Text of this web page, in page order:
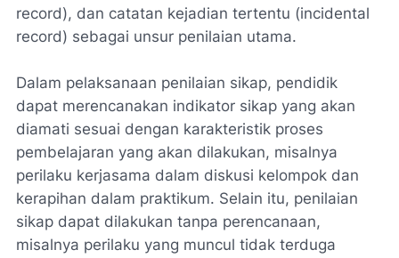
record), dan catatan kejadian tertentu (incidental
record) sebagai unsur penilaian utama.
Dalam pelaksanaan penilaian sikap, pendidik
dapat merencanakan indikator sikap yang akan
diamati sesuai dengan karakteristik proses
pembelajaran yang akan dilakukan, misalnya
perilaku kerjasama dalam diskusi kelompok dan
kerapihan dalam praktikum. Selain itu, penilaian
sikap dapat dilakukan tanpa perencanaan,
misalnya perilaku yang muncul tidak terduga